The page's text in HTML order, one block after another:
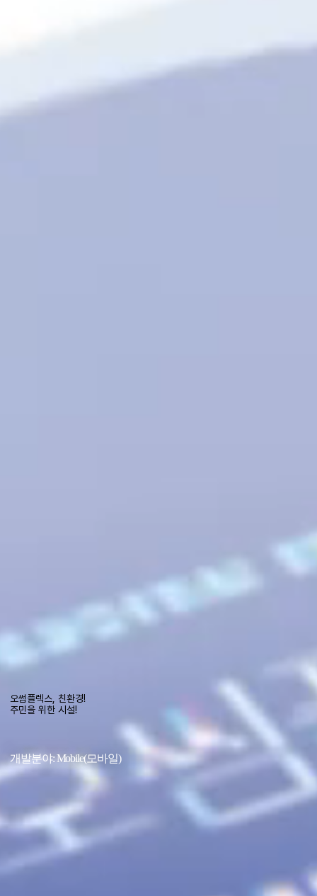
오썸플렉스, 친환경!
주민을 위한 시설!
개발분야: Mobile(모바일)